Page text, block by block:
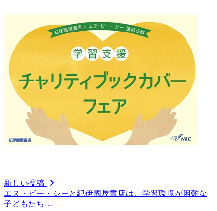
新しい投稿
エヌ・ビー・シーと紀伊國屋書店は、学習環境が困難な
子どもたち…